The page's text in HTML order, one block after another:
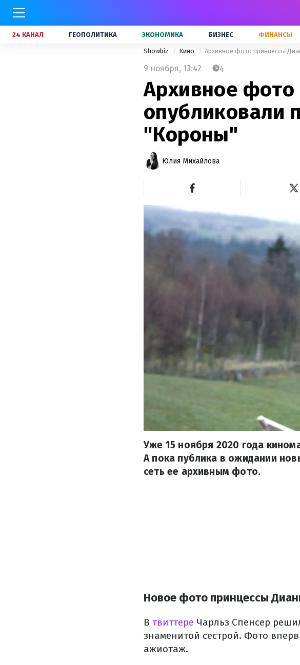
24 КАНАЛ ГЕОПОЛИТИКА ЭКОНОМИКА БИЗНЕС ФИНАНСЫ
Showbiz Кино Архивное фото принцессы
9 ноября, 13:42 4
Архивное
опубликовали
"Короны"
Юлия Михайлова
Уже 15 ноября 2020 года
А пока публика в ожидании
сеть ее архивным фото.
Новое фото принцессы
В твиттере Чарльз Спенсер
знаменитой сестрой. Фото
ажиотаж.